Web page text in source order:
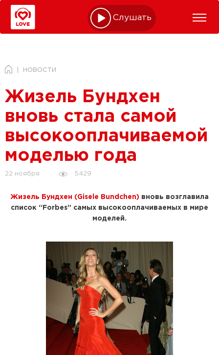
Слушать online
НОВОСТИ
Жизель Бундхен
вновь стала самой
высокооплачиваемой
моделью года
22 ноября 5429
Жизель Бундхен (Gisele Bundchen) вновь возглавила
список “Forbes” самых высокооплачиваемых в мире
моделей.